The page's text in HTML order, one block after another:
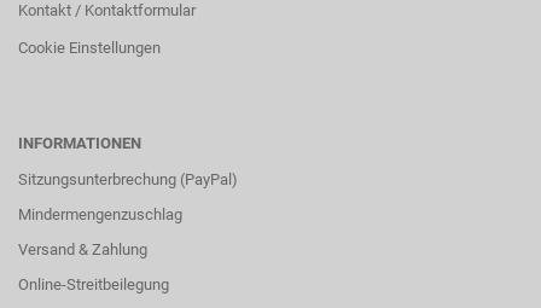
Kontakt / Kontaktformular
Cookie Einstellungen
INFORMATIONEN
Sitzungsunterbrechung (PayPal)
Mindermengenzuschlag
Versand & Zahlung
Online-Streitbeilegung